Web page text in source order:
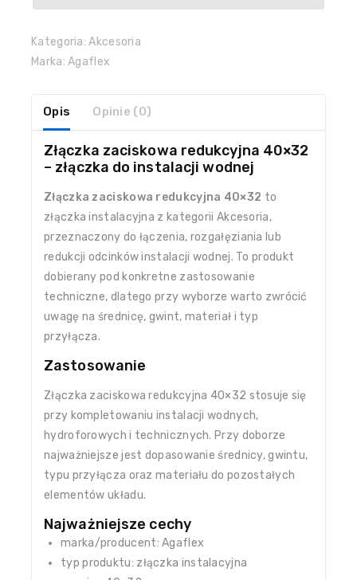
Kategoria:Akcesoria
Marka:Agaflex
Opis Opinie (0)
Złączka zaciskowa redukcyjna 40×32
– złączka do instalacji wodnej
Złączka zaciskowa redukcyjna 40×32 to
złączka instalacyjna z kategorii Akcesoria,
przeznaczony do łączenia, rozgałęziania lub
redukcji odcinków instalacji wodnej. To produkt
dobierany pod konkretne zastosowanie
techniczne, dlatego przy wyborze warto zwrócić
uwagę na średnicę, gwint, materiał i typ
przyłącza.
Zastosowanie
Złączka zaciskowa redukcyjna 40×32 stosuje się
przy kompletowaniu instalacji wodnych,
hydroforowych i technicznych. Przy doborze
najważniejsze jest dopasowanie średnicy, gwintu,
typu przyłącza oraz materiału do pozostałych
elementów układu.
Najważniejsze cechy
marka/producent: Agaflex
typ produktu: złączka instalacyjna